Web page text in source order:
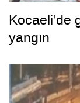
Kocaeli’de
yangın